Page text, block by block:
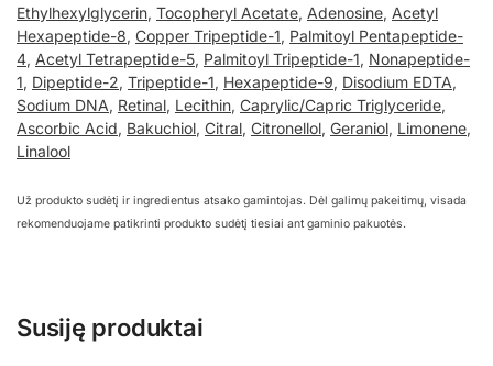
Ethylhexylglycerin, Tocopheryl Acetate, Adenosine, Acetyl
Hexapeptide-8, Copper Tripeptide-1, Palmitoyl Pentapeptide-
4, Acetyl Tetrapeptide-5, Palmitoyl Tripeptide-1, Nonapeptide-
1, Dipeptide-2, Tripeptide-1, Hexapeptide-9, Disodium EDTA,
Sodium DNA, Retinal, Lecithin, Caprylic/Capric Triglyceride,
Ascorbic Acid, Bakuchiol, Citral, Citronellol, Geraniol, Limonene,
Linalool
Už produkto sudėtį ir ingredientus atsako gamintojas. Dėl galimų pakeitimų, visada
rekomenduojame patikrinti produkto sudėtį tiesiai ant gaminio pakuotės.
Susiję produktai